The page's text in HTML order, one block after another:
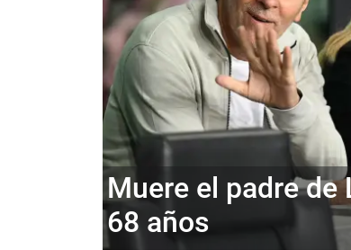
Muere el padre
68 años